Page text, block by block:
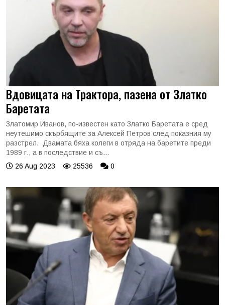
Вдовицата на Трактора, пазена от Златко
Баретата
Златомир Иванов, по-известен като Златко Баретата е сред
неутешимо скърбящите за Алексей Петров след показния му
разстрел. Двамата бяха колеги в отряда на баретите преди
1989 г., а в последствие и съ...
26 Aug 2023
25536 0